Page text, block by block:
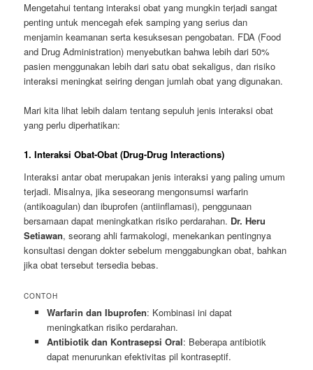
Mengetahui tentang interaksi obat yang mungkin terjadi sangat
penting untuk mencegah efek samping yang serius dan
menjamin keamanan serta kesuksesan pengobatan. FDA (Food
and Drug Administration) menyebutkan bahwa lebih dari 50%
pasien menggunakan lebih dari satu obat sekaligus, dan risiko
interaksi meningkat seiring dengan jumlah obat yang digunakan.
Mari kita lihat lebih dalam tentang sepuluh jenis interaksi obat
yang perlu diperhatikan:
1. Interaksi Obat-Obat (Drug-Drug Interactions)
Interaksi antar obat merupakan jenis interaksi yang paling umum
terjadi. Misalnya, jika seseorang mengonsumsi warfarin
(antikoagulan) dan ibuprofen (antiinflamasi), penggunaan
bersamaan dapat meningkatkan risiko perdarahan. Dr. Heru
Setiawan, seorang ahli farmakologi, menekankan pentingnya
konsultasi dengan dokter sebelum menggabungkan obat, bahkan
jika obat tersebut tersedia bebas.
CONTOH
Warfarin dan Ibuprofen: Kombinasi ini dapat
meningkatkan risiko perdarahan.
Antibiotik dan Kontrasepsi Oral: Beberapa antibiotik
dapat menurunkan efektivitas pil kontraseptif.